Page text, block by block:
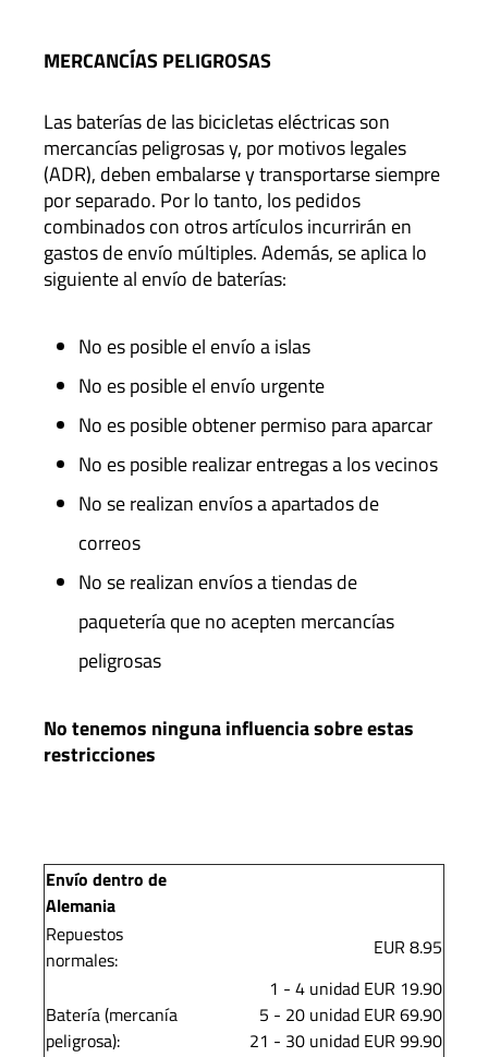
MERCANCÍAS PELIGROSAS
Las baterías de las bicicletas eléctricas son
mercancías peligrosas y, por motivos legales
(ADR), deben embalarse y transportarse siempre
por separado. Por lo tanto, los pedidos
combinados con otros artículos incurrirán en
gastos de envío múltiples. Además, se aplica lo
siguiente al envío de baterías:
No es posible el envío a islas
No es posible el envío urgente
No es posible obtener permiso para aparcar
No es posible realizar entregas a los vecinos
No se realizan envíos a apartados de
correos
No se realizan envíos a tiendas de
paquetería que no acepten mercancías
peligrosas
No tenemos ninguna influencia sobre estas
restricciones
Envío dentro de
Alemania
Repuestos
normales:
EUR 8.95
Batería (mercanía
peligrosa):
1 - 4 unidad EUR 19.90
5 - 20 unidad EUR 69.90
21 - 30 unidad EUR 99.90